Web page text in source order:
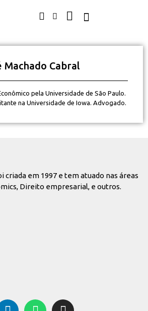
Cabral
pela Universidade de São Paulo.
na Universidade de Iowa. Advogado.
criada em 1997 e tem atuado nas áreas
Direito empresarial, e outros.